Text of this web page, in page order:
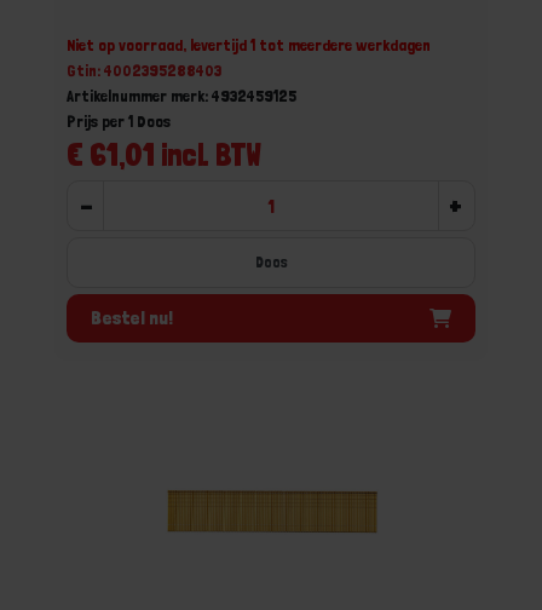
Niet op voorraad, levertijd 1 tot meerdere werkdagen
Gtin: 4002395288403
Artikelnummer merk: 4932459125
€ 61,01 incl. BTW
Prijs per 1 Doos
- +
Doos
Bestel nu!